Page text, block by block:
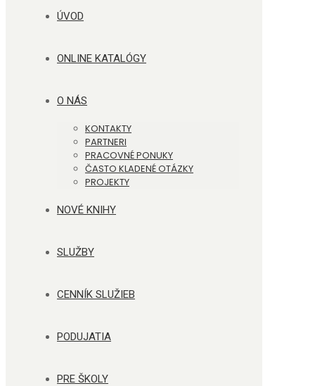
ÚVOD
ONLINE KATALÓGY
O NÁS
KONTAKTY
PARTNERI
PRACOVNÉ PONUKY
ČASTO KLADENÉ OTÁZKY
PROJEKTY
NOVÉ KNIHY
SLUŽBY
CENNÍK SLUŽIEB
PODUJATIA
PRE ŠKOLY